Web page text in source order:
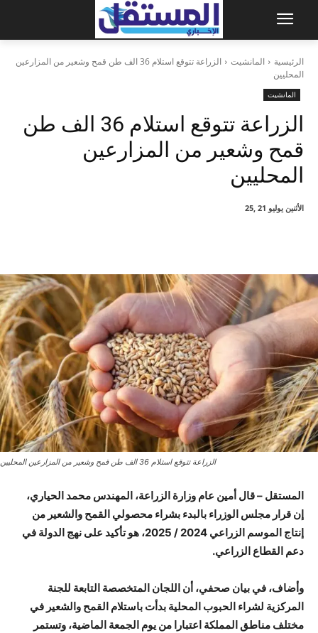
الرئيسية المانشيت
الزراعة تتوقع استلام 36 الف طن قمح وشعير من المزارعين
المحليين
المانشيت
الزراعة تتوقع استلام 36 الف طن
قمح وشعير من المزارعين
المحليين
الأثنين يوليو 21 ,25
الزراعة تتوقع استلام 36 الف طن قمح وشعير من المزارعين المحليين
المستقل – قال أمين عام وزارة الزراعة، المهندس محمد الحياري،
إن قرار مجلس الوزراء بالبدء بشراء محصولي القمح والشعير من
إنتاج الموسم الزراعي 2024 / 2025، هو تأكيد على نهج الدولة في
دعم القطاع الزراعي.
وأضاف، في بيان صحفي، أن اللجان المتخصصة التابعة للجنة
المركزية لشراء الحبوب المحلية بدأت باستلام القمح والشعير في
مختلف مناطق المملكة اعتبارا من يوم الجمعة الماضية، وتستمر